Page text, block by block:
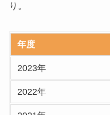
り。
年度
2023年
2022年